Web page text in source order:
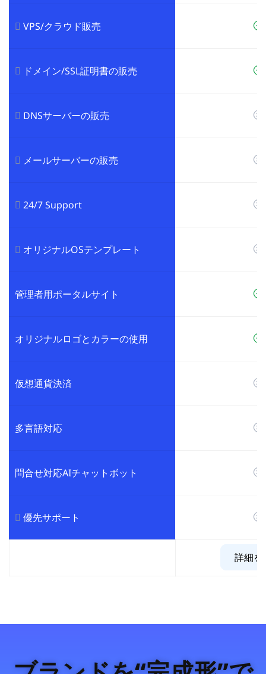
VPS/クラウド販売
ドメイン/SSL証明書の販売
DNSサーバーの販売
メールサーバーの販売
24/7 Support
オリジナルOSテンプレート
管理者用ポータルサイト
オリジナルロゴとカラーの使用
仮想通貨決済
多言語対応
問合せ対応AIチャットボット
優先サポート
詳細を